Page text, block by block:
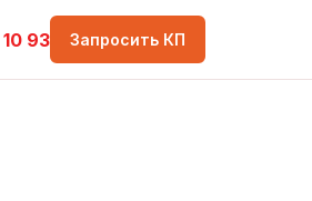
10 93 Запросить КП